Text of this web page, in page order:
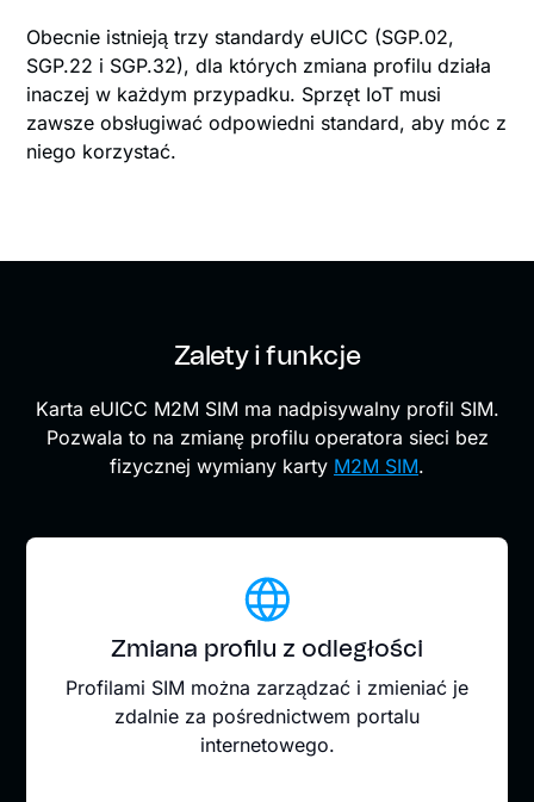
Obecnie istnieją trzy standardy eUICC (SGP.02,
SGP.22 i SGP.32), dla których zmiana profilu działa
inaczej w każdym przypadku. Sprzęt IoT musi
zawsze obsługiwać odpowiedni standard, aby móc z
niego korzystać.
Zalety i funkcje
Karta eUICC M2M SIM ma nadpisywalny profil SIM.
Pozwala to na zmianę profilu operatora sieci bez
fizycznej wymiany karty M2M SIM.
Zmiana profilu z odległości
Profilami SIM można zarządzać i zmieniać je
zdalnie za pośrednictwem portalu
internetowego.